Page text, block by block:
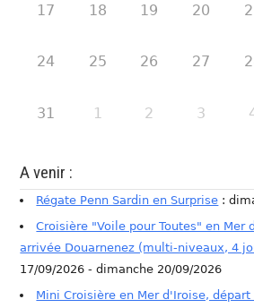
17 18 19 20
24 25 26 27
31 1 2 3
A venir :
Régate Penn Sardin en Surprise :
Croisière "Voile pour Toutes" en Mer
arrivée Douarnenez (multi-niveaux, 4
17/09/2026 - dimanche 20/09/2026
Mini Croisière en Mer d'Iroise,